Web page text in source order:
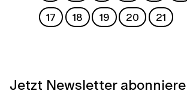
17
18 19 20 21
Jetzt Newsletter